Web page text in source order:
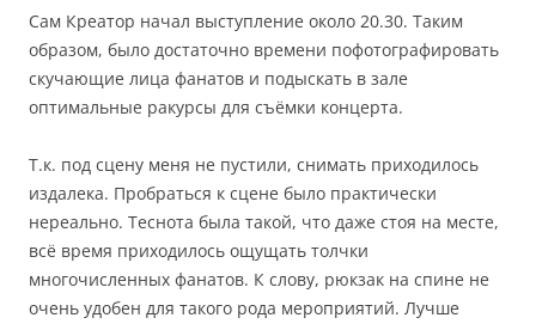
Сам Креатор начал выступление около 20.30. Таким
образом, было достаточно времени пофотографировать
скучающие лица фанатов и подыскать в зале
оптимальные ракурсы для съёмки концерта.
Т.к. под сцену меня не пустили, снимать приходилось
издалека. Пробраться к сцене было практически
нереально. Теснота была такой, что даже стоя на месте,
всё время приходилось ощущать толчки
многочисленных фанатов. К слову, рюкзак на спине не
очень удобен для такого рода мероприятий. Лучше